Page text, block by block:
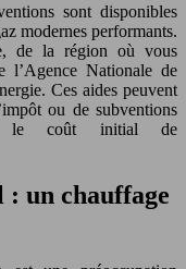
sont disponibles
modernes performants.
de la région où vous
l’Agence Nationale de
Ces aides peuvent
ou de subventions
le coût initial de
: un chauffage